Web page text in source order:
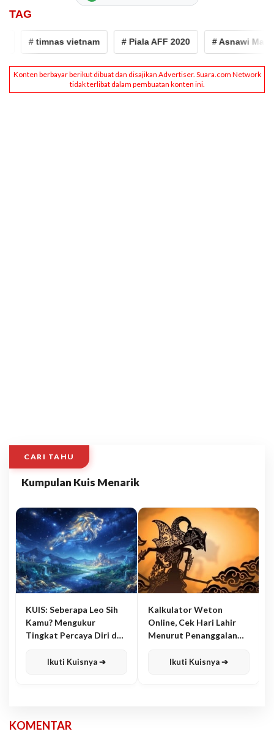
TAG
# timnas vietnam # Piala AFF 2020 # Asnawi
CARI TAHU
Kumpulan Kuis Menarik
KUIS: Seberapa Leo Sih
Kamu? Mengukur
Tingkat Percaya Diri dan
Ikuti Kuisnya ➔
Kalkulator Weton
Online, Cek Hari Lahir
Menurut Penanggalan
Ikuti Kuisnya ➔
KOMENTAR